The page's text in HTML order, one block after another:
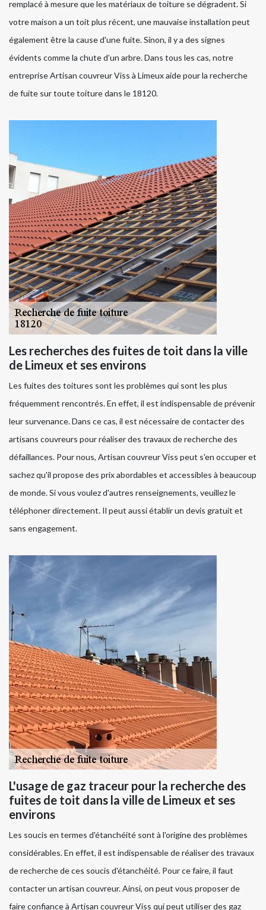
remplacé à mesure que les matériaux de toiture se dégradent. Si
votre maison a un toit plus récent, une mauvaise installation peut
également être la cause d'une fuite. Sinon, il y a des signes
évidents comme la chute d’un arbre. Dans tous les cas, notre
entreprise Artisan couvreur Viss à Limeux aide pour la recherche
de fuite sur toute toiture dans le 18120.
Les recherches des fuites de toit dans la ville
de Limeux et ses environs
Les fuites des toitures sont les problèmes qui sont les plus
fréquemment rencontrés. En effet, il est indispensable de prévenir
leur survenance. Dans ce cas, il est nécessaire de contacter des
artisans couvreurs pour réaliser des travaux de recherche des
défaillances. Pour nous, Artisan couvreur Viss peut s'en occuper et
sachez qu'il propose des prix abordables et accessibles à beaucoup
de monde. Si vous voulez d'autres renseignements, veuillez le
téléphoner directement. Il peut aussi établir un devis gratuit et
sans engagement.
L'usage de gaz traceur pour la recherche des
fuites de toit dans la ville de Limeux et ses
environs
Les soucis en termes d'étanchéité sont à l'origine des problèmes
considérables. En effet, il est indispensable de réaliser des travaux
de recherche de ces soucis d'étanchéité. Pour ce faire, il faut
contacter un artisan couvreur. Ainsi, on peut vous proposer de
faire confiance à Artisan couvreur Viss qui peut utiliser des gaz